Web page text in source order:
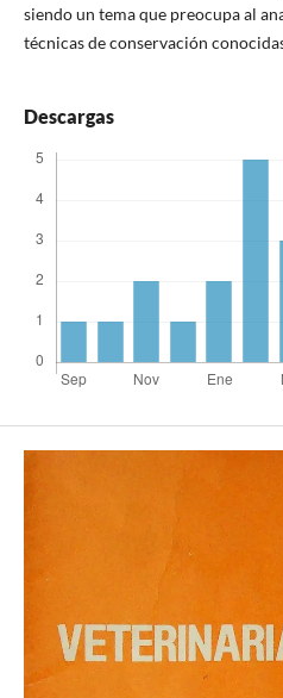
siendo un tema que preocupa al
técnicas de conservación
Descargas